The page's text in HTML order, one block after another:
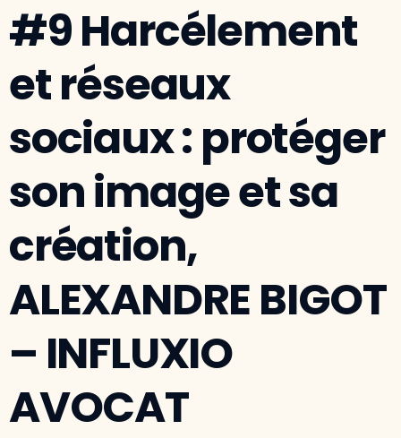
#9 Harcélement
et réseaux
sociaux : protéger
son image et sa
création,
ALEXANDRE BIGOT
– INFLUXIO
AVOCAT